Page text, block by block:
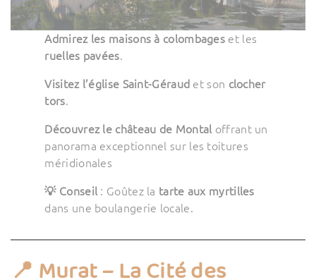
Admirez les maisons à colombages et les
ruelles pavées.
Visitez l’église Saint-Géraud et son clocher
tors.
Découvrez le château de Montal offrant un
panorama exceptionnel sur les toitures
méridionales
💡 Conseil : Goûtez la tarte aux myrtilles
dans une boulangerie locale.
📍 Murat – La Cité des